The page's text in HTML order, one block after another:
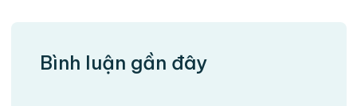
Bình luận gần đây